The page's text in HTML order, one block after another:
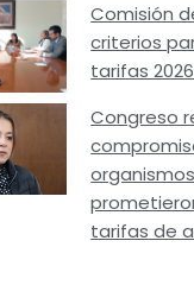
Comisión
criterios
tarifas 2026
Congreso
tarifas de